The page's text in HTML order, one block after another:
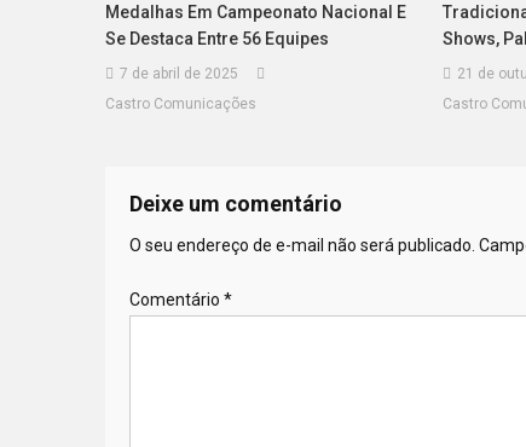
Medalhas Em Campeonato Nacional E
Se Destaca Entre 56 Equipes
7 de abril de 2025
Castro Comunicações
Shows,
21 de
Castro
Deixe um comentário
O seu endereço de e-mail não será publicado.
Comentário *